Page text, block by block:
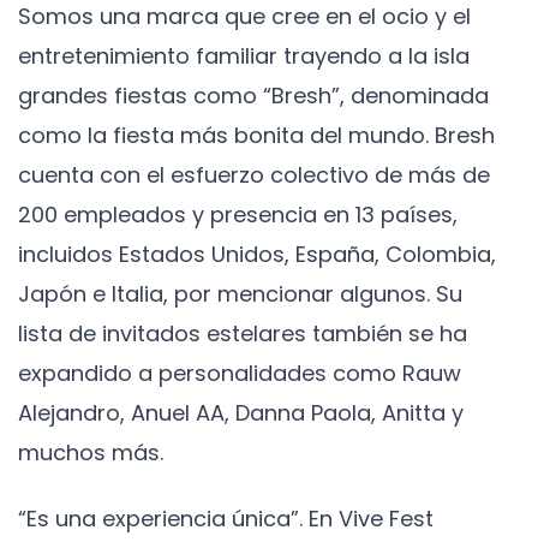
Somos una marca que cree en el ocio y el
entretenimiento familiar trayendo a la isla
grandes fiestas como “Bresh”, denominada
como la fiesta más bonita del mundo. Bresh
cuenta con el esfuerzo colectivo de más de
200 empleados y presencia en 13 países,
incluidos Estados Unidos, España, Colombia,
Japón e Italia, por mencionar algunos. Su
lista de invitados estelares también se ha
expandido a personalidades como Rauw
Alejandro, Anuel AA, Danna Paola, Anitta y
muchos más.
“Es una experiencia única”. En Vive Fest